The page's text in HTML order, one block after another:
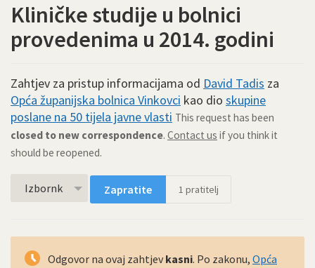
Kliničke studije u bolnici
provedenima u 2014. godini
Zahtjev za pristup informacijama od David Tadis za
Opća županijska bolnica Vinkovci kao dio skupine
poslane na 50 tijela javne vlasti This request has been
closed to new correspondence. Contact us if you think it
should be reopened.
Izbornk Zapratite 1 pratitelj
Odgovor na ovaj zahtjev kasni. Po zakonu, Opća